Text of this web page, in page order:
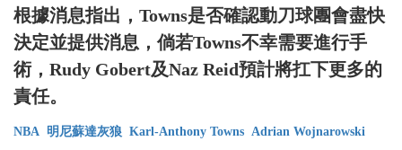
根據消息指出，Towns是否確認動刀球團會盡快
決定並提供消息，倘若Towns不幸需要進行手
術，Rudy Gobert及Naz Reid預計將扛下更多的
責任。
NBA 明尼蘇達灰狼 Karl-Anthony Towns Adrian Wojnarowski